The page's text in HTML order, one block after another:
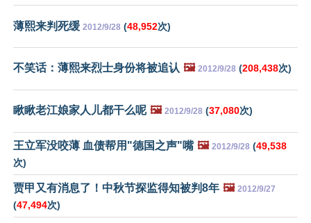
薄熙来判死缓 2012/9/28 (48,952次)
不笑话：薄熙来烈士身份将被追认 🖼️ 2012/9/28 (208,438次)
瞅瞅老江娘家人儿都干么呢 🖼️ 2012/9/28 (37,080次)
王立军没咬薄 血债帮用"德国之声"嘴 🖼️ 2012/9/28 (49,538
次)
贾甲又有消息了！中秋节探监得知被判8年 🖼️ 2012/9/27
(47,494次)